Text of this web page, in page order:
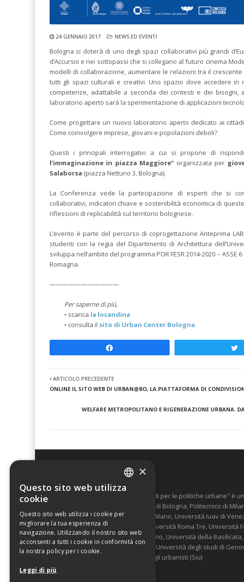
24 GENNAIO 2017 NEWS ED EVENTI
Bologna si doterà di uno degli spazi collaborativi più grandi
d’Accursio e nei sottopassi che si collegano al futuro cinema
modelli di collaborazione, aumentare le relazioni tra il
tutti gli spazi culturali e creativi. Uno spazio dove accedere
competenze, adattabile a seconda dei contesti e dei
laboratorio aperto sarà la sperimentazione di applicazioni
Come progettare un nuovo laboratorio aperto dedicato ai
Come coinvolgere imprese, giovani e popolazioni deboli?
Questi i principali interrogativi a cui si propone di
l’immaginazione in piazza Maggiore”organizzata per
Salaborsa (piazza Nettuno 3, Bologna).
La Conferenza vede la partecipazione di esperti che si
collaborativi, indicatori chiave e sostenibilità economica di
riflessioni di replicabilità sul territorio bolognese.
L’evento è parte del percorso di coprogettazione Anteprima
studenti con la regia del Dipartimento di Architettura
sviluppa nell’ambito del programma POR FESR 2014-2020 –
Romagna.
———————————
Per saperne di più,
• scarica la locandina
• consulta il sito di Urban Center Bologna
ARTICOLO PRECEDENTE
ONLINE IL SITO WEB DI URBAN@BO, LA PIATTAFORMA DI
WELFARE METROPOLITANO E RIGENERAZIONE URBANA.
"Urban@it - Centro nazionale di studi per le politiche urbane" è
da 16 Università italiane (Università di Bologna, Politecnico di
Bicocca, Università Luigi Bocconi di Milano, Università Iuav di
Università La Sapienza di Roma, Università Roma Tre, Università
Politecnico di Bari, Politecnico di Torino, Università della
Bari, il Gran Sasso Science institute, Università degli studi di
di Torino) e dalla Società Italiana degli urbanisti (Siu)
E’ stato costituito il 15 dicembre 2014.
ITALIAN
×
Questo sito web utilizza
cookie
Questo sito web utilizza i cookie per
migliorare la tua esperienza di
navigazione. Utilizzando il nostro sito web
acconsenti a tutti i cookie in conformità con
la nostra policy per i cookie.
Leggi di più